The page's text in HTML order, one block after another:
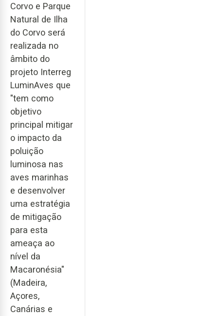
Corvo e Parque
Natural de Ilha
do Corvo será
realizada no
âmbito do
projeto Interreg
LuminAves que
"tem como
objetivo
principal mitigar
o impacto da
poluição
luminosa nas
aves marinhas
e desenvolver
uma estratégia
de mitigação
para esta
ameaça ao
nível da
Macaronésia"
(Madeira,
Açores,
Canárias e